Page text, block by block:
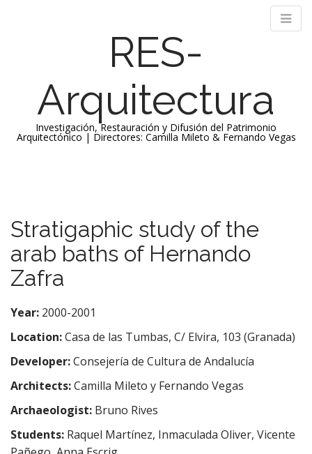
RES-
Arquitectura
Investigación, Restauración y Difusión del Patrimonio
Arquitectónico | Directores: Camilla Mileto & Fernando Vegas
n
m
e
n
u
t
o
c
o
n
e
n
Stratigaphic study of the
arab baths of Hernando
Zafra
Year: 2000-2001
Location:Casa de las Tumbas, C/ Elvira, 103 (Granada)
Developer:Consejería de Cultura de Andalucía
Architects:Camilla Mileto y Fernando Vegas
Archaeologist: Bruno Rives
Students: Raquel Martínez, Inmaculada Oliver, Vicente